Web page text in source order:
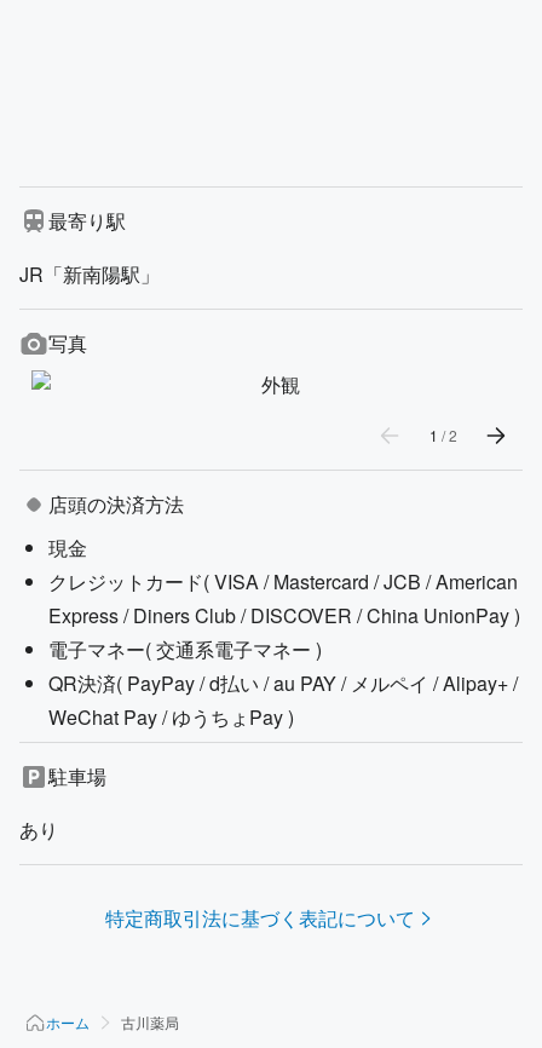
最寄り駅
JR「新南陽駅」
写真
1 /2
店頭の決済方法
現金
クレジットカード(VISA / Mastercard / JCB / American
Express / Diners Club / DISCOVER / China UnionPay)
電子マネー(交通系電子マネー )
QR決済( PayPay / d払い / au PAY / メルペイ / Alipay+ /
WeChat Pay / ゆうちょPay)
駐車場
あり
特定商取引法に基づく表記について
ホーム 古川薬局